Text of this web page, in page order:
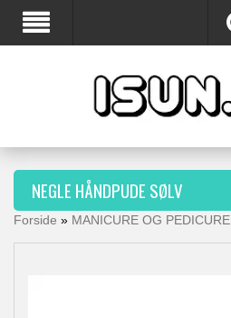
NEGLE HÅNDPUDE SØLV
Forside » MANICURE OG PEDICURE